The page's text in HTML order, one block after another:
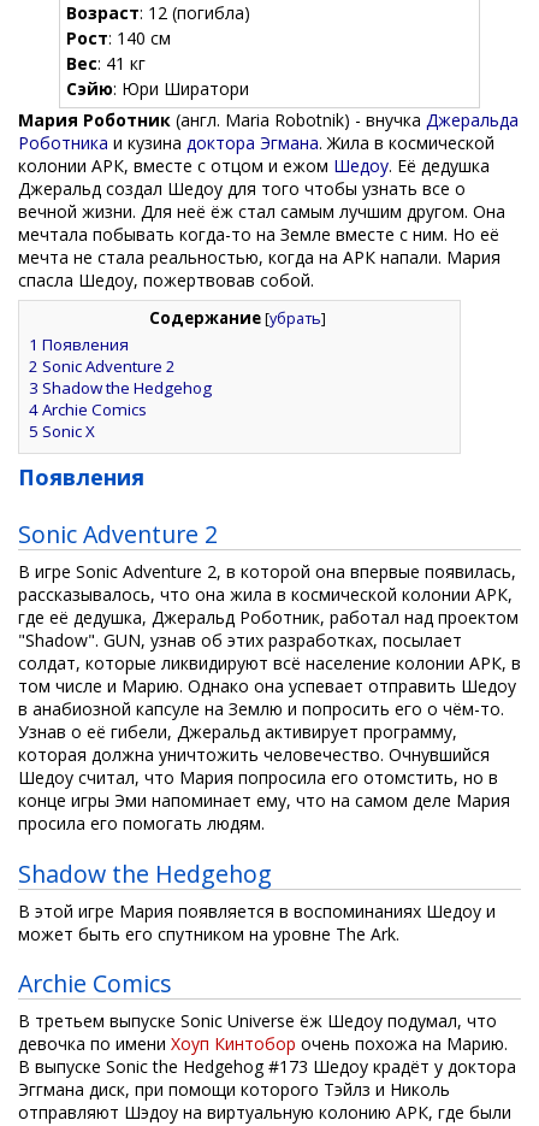
Возраст: 12 (погибла)
Рост: 140 см
Вес: 41 кг
Сэйю: Юри Ширатори
Мария Роботник (англ. Maria Robotnik) - внучка Джеральда
Роботника и кузина доктора Эгмана. Жила в космической
колонии АРК, вместе с отцом и ежом Шедоу. Её дедушка
Джеральд создал Шедоу для того чтобы узнать все о
вечной жизни. Для неё ёж стал самым лучшим другом. Она
мечтала побывать когда-то на Земле вместе с ним. Но её
мечта не стала реальностью, когда на АРК напали. Мария
спасла Шедоу, пожертвовав собой.
Содержание[убрать]
1 Появления
2 Sonic Adventure 2
3 Shadow the Hedgehog
4Archie Comics
5 Sonic X
Появления
Sonic Adventure 2
В игре Sonic Adventure 2, в которой она впервые появилась,
рассказывалось, что она жила в космической колонии АРК,
где её дедушка, Джеральд Роботник, работал над проектом
"Shadow". GUN, узнав об этих разработках, посылает
солдат, которые ликвидируют всё население колонии АРК, в
том числе и Марию. Однако она успевает отправить Шедоу
в анабиозной капсуле на Землю и попросить его о чём-то.
Узнав о её гибели, Джеральд активирует программу,
которая должна уничтожить человечество. Очнувшийся
Шедоу считал, что Мария попросила его отомстить, но в
конце игры Эми напоминает ему, что на самом деле Мария
просила его помогать людям.
Shadow the Hedgehog
В этой игре Мария появляется в воспоминаниях Шедоу и
может быть его спутником на уровне The Ark.
Archie Comics
В третьем выпуске Sonic Universe ёж Шедоу подумал, что
девочка по имени Хоуп Кинтобор очень похожа на Марию.
В выпуске Sonic the Hedgehog #173 Шедоу крадëт у доктора
Эггмана диск, при помощи которого Тэйлз и Николь
отправляют Шэдоу на виртуальную колонию АРК, где были